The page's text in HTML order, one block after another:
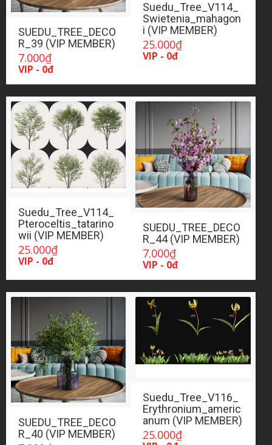
SUEDU_TREE_DECO
R_39 (VIP MEMBER)
7.000₫
VIP - 0đ
Suedu_Tree_V114_
Swietenia_mahagon
i (VIP MEMBER)
25.000₫
VIP - 0đ
Suedu_Tree_V114_
Pteroceltis_tatarino
wii (VIP MEMBER)
25.000₫
VIP - 0đ
SUEDU_TREE_DECO
R_44 (VIP MEMBER)
7.000₫
VIP - 0đ
SUEDU_TREE_DECO
R_40 (VIP MEMBER)
Suedu_Tree_V116_
Erythronium_americ
anum (VIP MEMBER)
25.000₫